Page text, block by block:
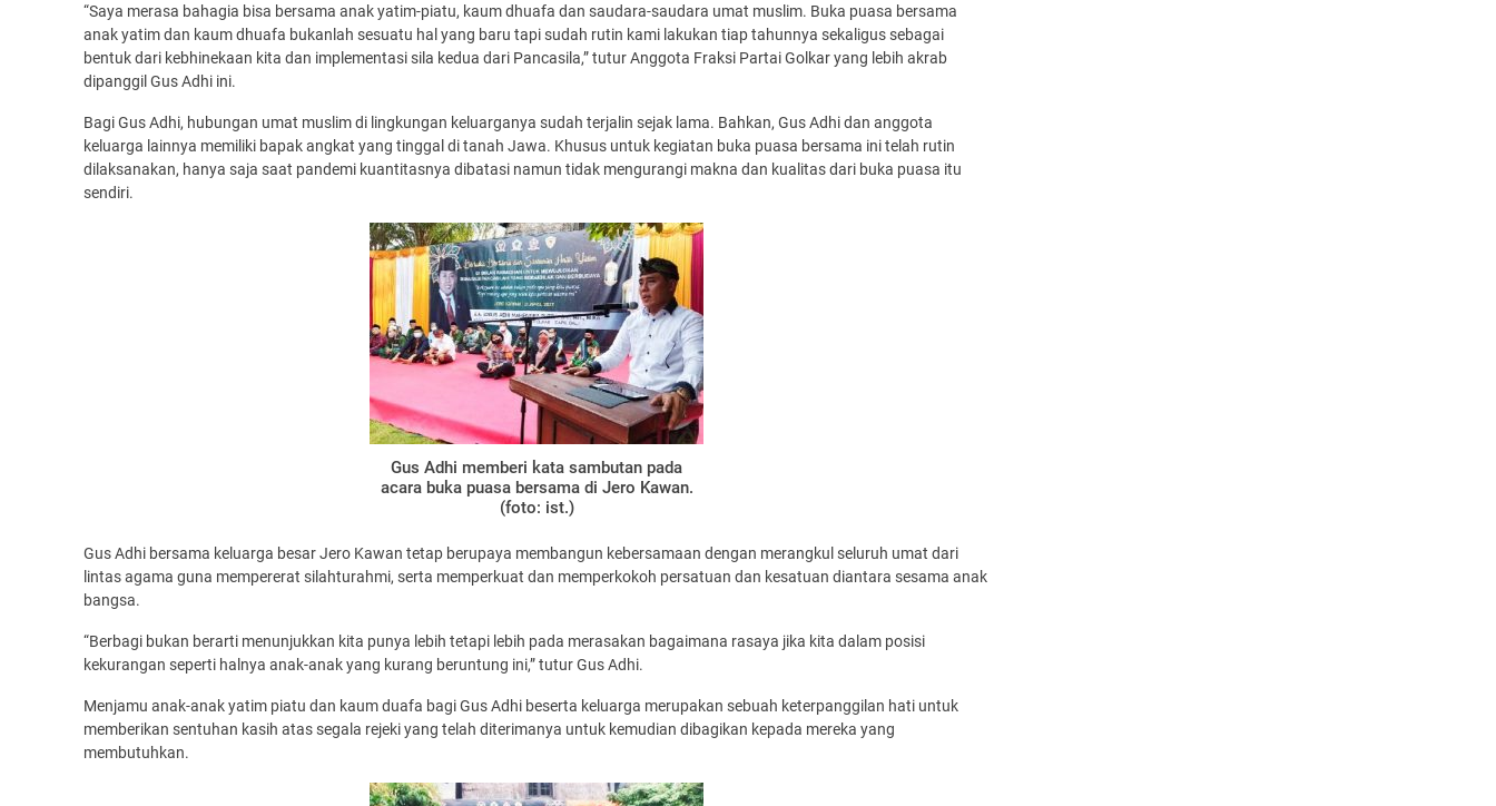
“Saya merasa bahagia bisa bersama anak yatim-piatu, kaum dhuafa dan saudara-saudara umat muslim. Buka puasa bersama
anak yatim dan kaum dhuafa bukanlah sesuatu hal yang baru tapi sudah rutin kami lakukan tiap tahunnya sekaligus sebagai
bentuk dari kebhinekaan kita dan implementasi sila kedua dari Pancasila,” tutur Anggota Fraksi Partai Golkar yang lebih akrab
dipanggil Gus Adhi ini.
Bagi Gus Adhi, hubungan umat muslim di lingkungan keluarganya sudah terjalin sejak lama. Bahkan, Gus Adhi dan anggota
keluarga lainnya memiliki bapak angkat yang tinggal di tanah Jawa. Khusus untuk kegiatan buka puasa bersama ini telah rutin
dilaksanakan, hanya saja saat pandemi kuantitasnya dibatasi namun tidak mengurangi makna dan kualitas dari buka puasa itu
sendiri.
Gus Adhi memberi kata sambutan pada
acara buka puasa bersama di Jero Kawan.
(foto: ist.)
Gus Adhi bersama keluarga besar Jero Kawan tetap berupaya membangun kebersamaan dengan merangkul seluruh umat dari
lintas agama guna mempererat silahturahmi, serta memperkuat dan memperkokoh persatuan dan kesatuan diantara sesama anak
bangsa.
“Berbagi bukan berarti menunjukkan kita punya lebih tetapi lebih pada merasakan bagaimana rasaya jika kita dalam posisi
kekurangan seperti halnya anak-anak yang kurang beruntung ini,” tutur Gus Adhi.
Menjamu anak-anak yatim piatu dan kaum duafa bagi Gus Adhi beserta keluarga merupakan sebuah keterpanggilan hati untuk
memberikan sentuhan kasih atas segala rejeki yang telah diterimanya untuk kemudian dibagikan kepada mereka yang
membutuhkan.